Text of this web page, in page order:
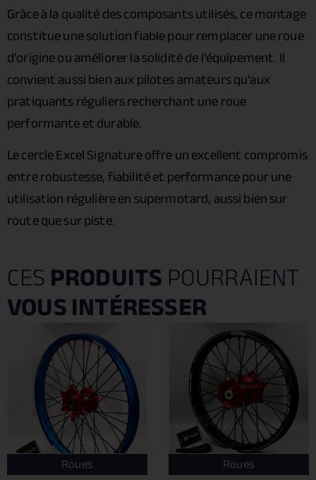
Grâce à la qualité des composants utilisés, ce montage
constitue une solution fiable pour remplacer une roue
d’origine ou améliorer la solidité de l’équipement. Il
convient aussi bien aux pilotes amateurs qu’aux
pratiquants réguliers recherchant une roue
performante et durable.
Le cercle Excel Signature offre un excellent compromis
entre robustesse, fiabilité et performance pour une
utilisation régulière en supermotard, aussi bien sur
route que sur piste.
CESPRODUITSPOURRAIENT
VOUS INTÉRESSER
Roues Roues